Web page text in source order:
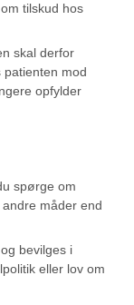
tilskud hos
skal derfor
mod
opfylder
spørge om
måder end
bevilges i
eller lov om